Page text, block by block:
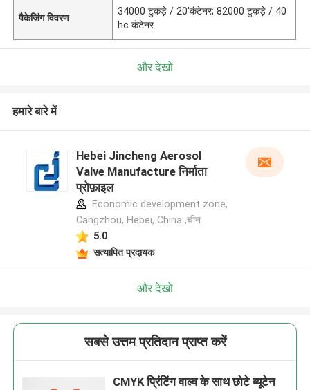
पैकेजिंग विवरण
34000 टुकड़े / 20'कंटेनर; 82000 टुकड़े / 40
hc कंटेनर
और देखो
हमारे बारे में
Hebei Jincheng Aerosol
Valve Manufacture निर्माता
प्रोफ़ाइल
Economic development zone,
Cangzhou, Hebei, China ,चीन
5.0
सत्यापित प्रदायक
और देखो
सबसे उत्तम प्रतिदान प्राप्त करें
CMYK प्रिंटिंग वाल्व के साथ छोटे ब्यूटेन